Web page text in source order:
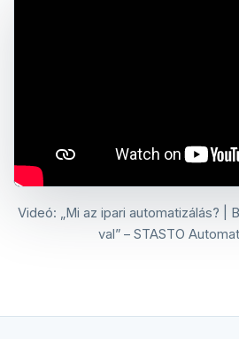
Videó: „Mi az ipari automatizálás? |
val” – STASTO